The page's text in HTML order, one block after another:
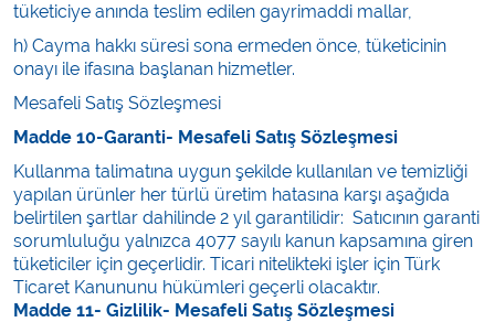
tüketiciye anında teslim edilen gayrimaddi mallar,
h) Cayma hakkı süresi sona ermeden önce, tüketicinin
onayı ile ifasına başlanan hizmetler.
Mesafeli Satış Sözleşmesi
Madde 10-Garanti- Mesafeli Satış Sözleşmesi
Kullanma talimatına uygun şekilde kullanılan ve temizliği
yapılan ürünler her türlü üretim hatasına karşı aşağıda
belirtilen şartlar dahilinde 2 yıl garantilidir: Satıcının garanti
sorumluluğu yalnızca 4077 sayılı kanun kapsamına giren
tüketiciler için geçerlidir. Ticari nitelikteki işler için Türk
Ticaret Kanununu hükümleri geçerli olacaktır.
Madde 11- Gizlilik- Mesafeli Satış Sözleşmesi